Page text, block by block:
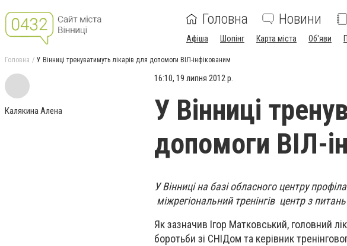
Головна Новини
Афіша Шопінг Карта міста Об'яви
Головна У Вінниці тренуватимуть лікарів для допомоги ВІЛ-інфікованим
Калякина Алена
16:10, 19 липня 2012 р.
У Вінниці
допомоги ВІЛ-
У Вінниці на базі обласного центру
міжрегіональний тренінгів центр з
Як зазначив Ігор Матковський, головний
боротьби зі СНІДом та керівник